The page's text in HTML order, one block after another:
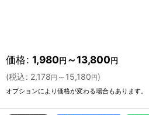
価格: 1,980円 ～13,800円
(税込: 2,178円 ～15,180円)
オプションにより価格が変わる場合もあります。